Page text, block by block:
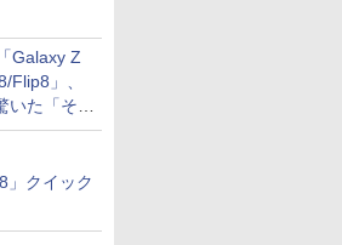
Galaxy Z
Flip8」、
た「そば
の薄さ」
」クイック